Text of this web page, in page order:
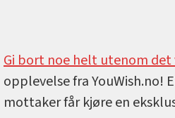
Gi bort noe helt utenom det
opplevelse fra YouWish.no!
mottaker får kjøre en